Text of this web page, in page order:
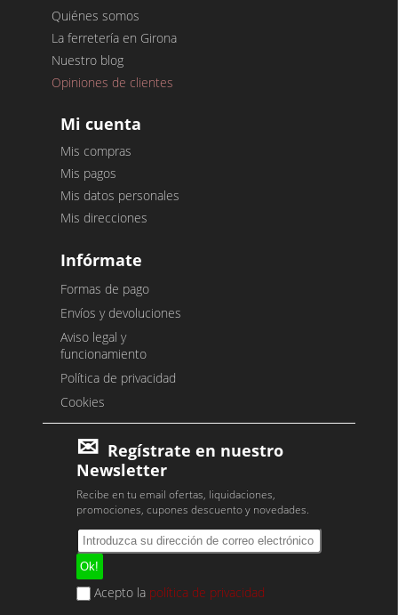
Quiénes somos
La ferretería en Girona
Nuestro blog
Opiniones de clientes
Mi cuenta
Mis compras
Mis pagos
Mis datos personales
Mis direcciones
Infórmate
Formas de pago
Envíos y devoluciones
Aviso legal y
funcionamiento
Política de privacidad
Cookies
Regístrate en nuestro
Newsletter
Recibe en tu email ofertas, liquidaciones,
promociones, cupones descuento y novedades.
Acepto la política de privacidad